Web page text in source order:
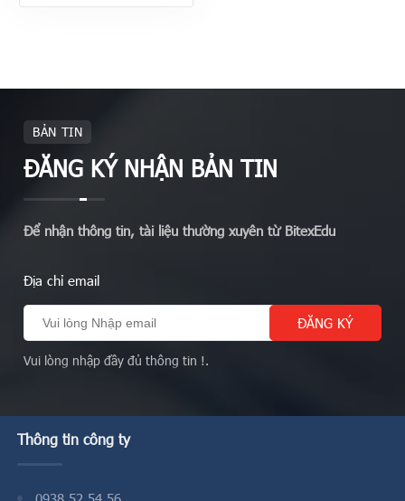
BẢN TIN
ĐĂNG KÝ NHẬN BẢN TIN
Để nhận thông tin, tài liệu thường xuyên từ BitexEdu
Địa chỉ email
Vui lòng nhập đầy đủ thông tin !.
Thông tin công ty